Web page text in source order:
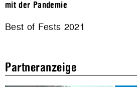
mit der Pandemie
Best of Fests 2021
Partneranzeige